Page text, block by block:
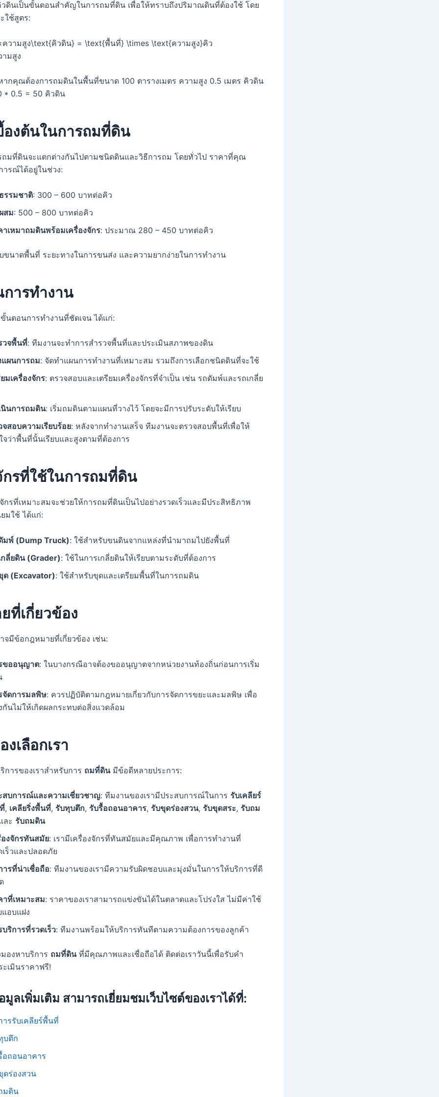
ดินเป็นขั้นตอนสำคัญในการถมที่ดิน เพื่อให้ทราบถึงปริมาณดินที่ต้องใช้ โดย
ใช้สูตร:
วามสูง\text{คิวดิน} = \text{พื้นที่} \times \text{ความสูง}คิว
ามสูง
ากคุณต้องการถมดินในพื้นที่ขนาด 100 ตารางเมตร ความสูง 0.5 เมตร คิวดิน
* 0.5 = 50 คิวดิน
องต้นในการถมที่ดิน
ถมที่ดินจะแตกต่างกันไปตามชนิดดินและวิธีการถม โดยทั่วไป ราคาที่คุณ
ารณ์ได้อยู่ในช่วง:
รรมชาติ: 300 – 600 บาทต่อคิว
สม: 500 – 800 บาทต่อคิว
าเหมาถมดินพร้อมเครื่องจักร: ประมาณ 280 – 450 บาทต่อคิว
ขนาดพื้นที่ ระยะทางในการขนส่ง และความยากง่ายในการทำงาน
ารทำงาน
นตอนการทำงานที่ชัดเจน ได้แก่:
วจพื้นที่: ทีมงานจะทำการสำรวจพื้นที่และประเมินสภาพของดิน
แผนการถม: จัดทำแผนการทำงานที่เหมาะสม รวมถึงการเลือกชนิดดินที่จะใช้
มเครื่องจักร: ตรวจสอบและเตรียมเครื่องจักรที่จำเป็น เช่น รถดัมพ์และรถเกลี่ย
นินการถมดิน: เริ่มถมดินตามแผนที่วางไว้ โดยจะมีการปรับระดับให้เรียบ
จสอบความเรียบร้อย: หลังจากทำงานเสร็จ ทีมงานจะตรวจสอบพื้นที่เพื่อให้
จว่าพื้นที่นั้นเรียบและสูงตามที่ต้องการ
กรที่ใช้ในการถมที่ดิน
กรที่เหมาะสมจะช่วยให้การถมที่ดินเป็นไปอย่างรวดเร็วและมีประสิทธิภาพ
มใช้ ได้แก่:
มพ์ (Dump Truck): ใช้สำหรับขนดินจากแหล่งที่นำมาถมไปยังพื้นที่
กลี่ยดิน (Grader): ใช้ในการเกลี่ยดินให้เรียบตามระดับที่ต้องการ
ด (Excavator): ใช้สำหรับขุดและเตรียมพื้นที่ในการถมดิน
ที่เกี่ยวข้อง
จมีข้อกฎหมายที่เกี่ยวข้อง เช่น:
ขออนุญาต: ในบางกรณีอาจต้องขออนุญาตจากหน่วยงานท้องถิ่นก่อนการเริ่ม
จัดการมลพิษ: ควรปฏิบัติตามกฎหมายเกี่ยวกับการจัดการขยะและมลพิษ เพื่อ
กันไม่ให้เกิดผลกระทบต่อสิ่งแวดล้อม
เลือกเรา
การของเราสำหรับการ ถมที่ดินมีข้อดีหลายประการ:
สบการณ์และความเชี่ยวชาญ: ทีมงานของเรามีประสบการณ์ในการ รับเคลียร์
, เคลียริ่งพื้นที่, รับทุบตึก, รับรื้อถอนอาคาร, รับขุดร่องสวน, รับขุดสระ, รับถม
ละ รับถมดิน
องจักรทันสมัย: เรามีเครื่องจักรที่ทันสมัยและมีคุณภาพ เพื่อการทำงานที่
เร็วและปลอดภัย
ารที่น่าเชื่อถือ: ทีมงานของเรามีความรับผิดชอบและมุ่งมั่นในการให้บริการที่ดี
าที่เหมาะสม: ราคาของเราสามารถแข่งขันได้ในตลาดและโปร่งใส ไม่มีค่าใช้
แอบแฝง
บริการที่รวดเร็ว: ทีมงานพร้อมให้บริการทันทีตามความต้องการของลูกค้า
องหาบริการ ถมที่ดินที่มีคุณภาพและเชื่อถือได้ ติดต่อเราวันนี้เพื่อรับคำ
เมินราคาฟรี!
ลเพิ่มเติม สามารถเยี่ยมชมเว็บไซต์ของเราได้ที่:
ารรับเคลียร์พื้นที่
บตึก
อถอนอาคาร
ดร่องสวน
มดิน